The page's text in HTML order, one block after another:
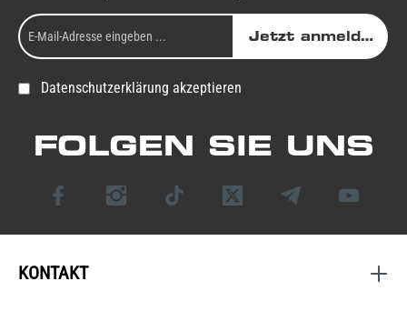
Jetzt anmelden
Datenschutzerklärung akzeptieren
FOLGEN SIE UNS
KONTAKT